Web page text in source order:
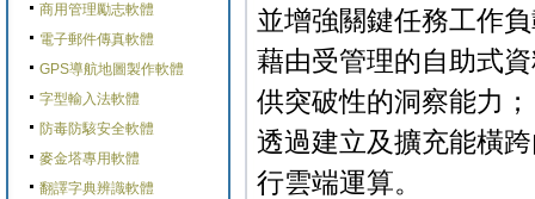
商用管理勵志軟體
電子郵件傳真軟體
GPS導航地圖製作軟體
字型輸入法軟體
防毒防駭安全軟體
麥金塔專用軟體
翻譯字典辨識軟體
並增強關鍵任務工作
藉由受管理的自助式
供突破性的洞察能力；
透過建立及擴充能橫
行雲端運算。